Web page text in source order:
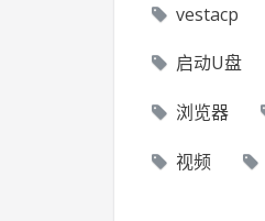
vestacp
启动U盘
浏览器
视频